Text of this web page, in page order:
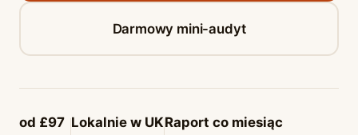
Darmowy mini-audyt
od £97 Lokalnie w UKRaport co miesiąc